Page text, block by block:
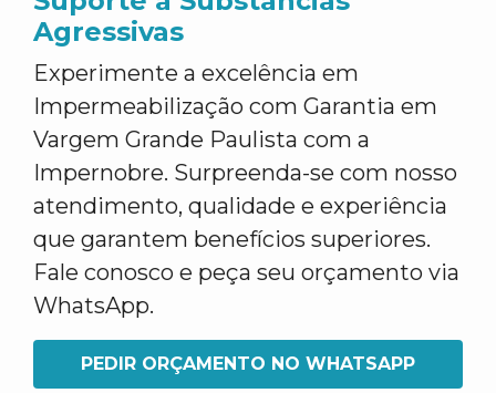
Agressivas
Experimente a excelência em
Impermeabilização com Garantia em
Vargem Grande Paulista com a
Impernobre. Surpreenda-se com nosso
atendimento, qualidade e experiência
que garantem benefícios superiores.
Fale conosco e peça seu orçamento via
WhatsApp.
PEDIR ORÇAMENTO NO WHATSAPP